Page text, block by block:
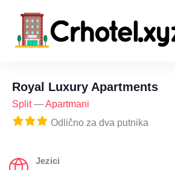
Royal Luxury Apartments
Split—Apartmani
Odlično za dva putnika
Jezici